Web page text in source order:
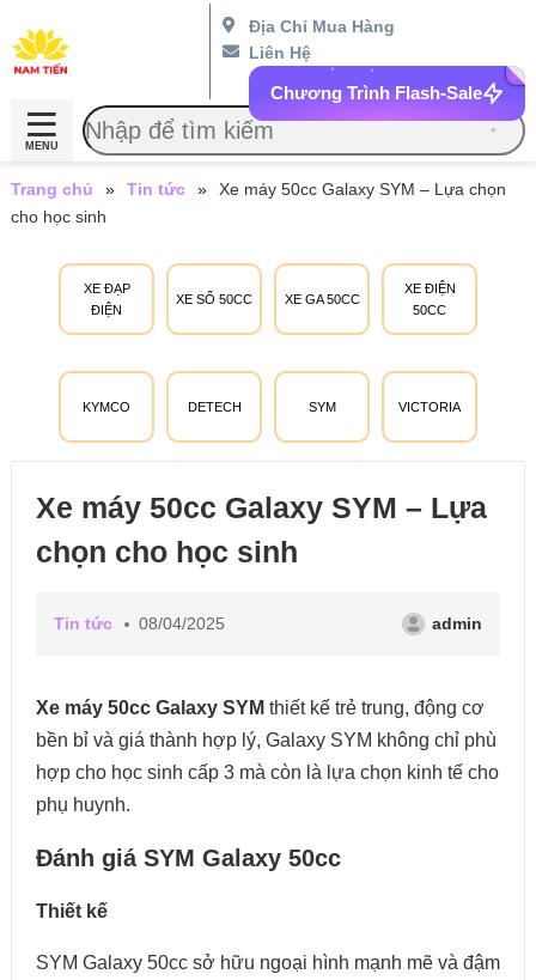
Địa Chỉ Mua Hàng
Liên Hệ
Chương Trình Flash-Sale
MENU
XE ĐẠP
ĐIỆN
XE SỐ 50CC XE GA 50CC
XE ĐIỆN
50CC
KYMCO DETECH SYM VICTORIA
Trang chủ » Tin tức »
Xe máy 50cc Galaxy SYM – Lựa chọn
cho học sinh
Xe máy 50cc Galaxy SYM – Lựa
chọn cho học sinh
Tin tức 08/04/2025 admin
Xe máy 50cc Galaxy SYM thiết kế trẻ trung, động cơ
bền bỉ và giá thành hợp lý, Galaxy SYM không chỉ phù
hợp cho học sinh cấp 3 mà còn là lựa chọn kinh tế cho
phụ huynh.
Đánh giá SYM Galaxy 50cc
Thiết kế
SYM Galaxy 50cc sở hữu ngoại hình mạnh mẽ và đậm